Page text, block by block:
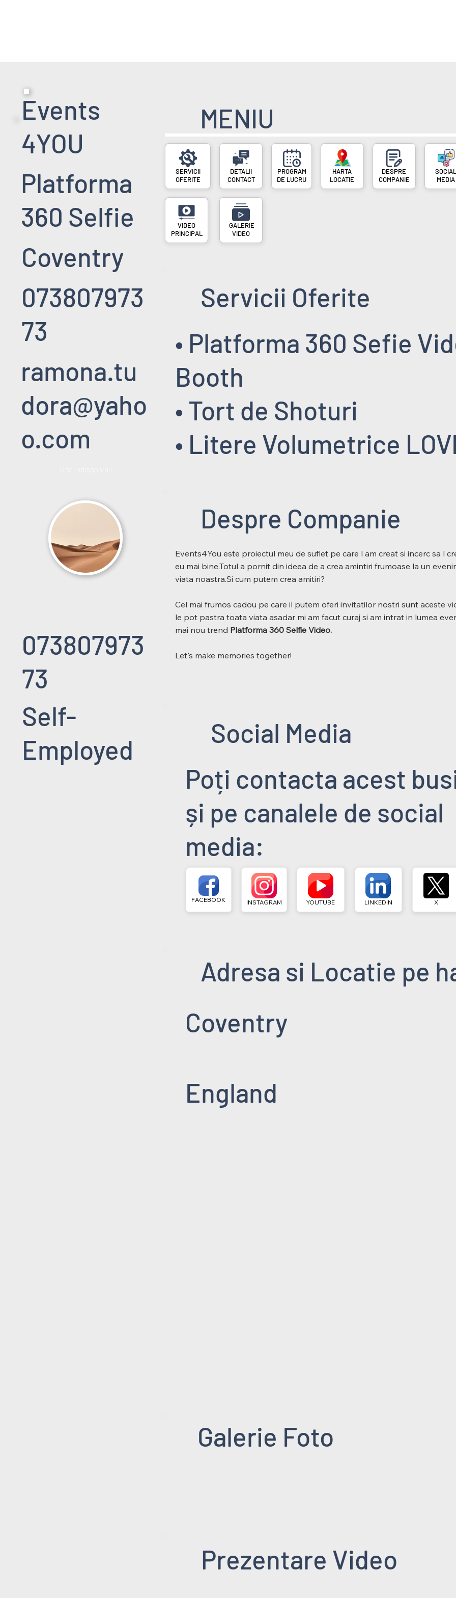
Events
4YOU
Platforma
360 Selfie
Coventry
073807973
73
ramona.tu
dora@yaho
o.com
073807973
73
Self-
Employed
MENIU
SERVICII
OFERITE
CONTACT
PROGRAM
DE LUCRU
LOCATIE
DESPRE
COMPANIE
MEDIA
VIDEO
PRINCIPAL
VIDEO
Servicii Oferite
• Platforma 360 Sefie
Booth
• Tort de Shoturi
• Litere Volumetrice
Despre Companie
Events4You este proiectul meu de suflet pe care l am creat si incerc sa l
eu mai bine.Totul a pornit din ideea de a crea amintiri frumoase la un
viata noastra.Si cum putem crea amitiri?
Cel mai frumos cadou pe care il putem oferi invitatilor nostri sunt aceste
le pot pastra toata viata asadar mi am facut curaj si am intrat in lumea
mai nou trend Platforma 360 Selfie Video.
Let's make memories together!
Social Media
Poți contacta acest
și pe canalele de social
media:
FACEBOOK INSTAGRAM YOUTUBE LINKEDIN X
Adresa si Locatie pe
Coventry
England
Galerie Foto
Prezentare Video